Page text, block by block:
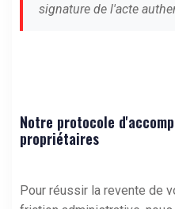
signature de l'acte
Notre protocole
propriétaires
Pour réussir la revente de